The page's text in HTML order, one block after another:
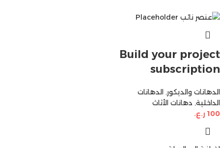
Build your project
subscription
الدهانات والديكور, الدهانات
الداخلية, دهانات الأثاث
100 ر.ع.